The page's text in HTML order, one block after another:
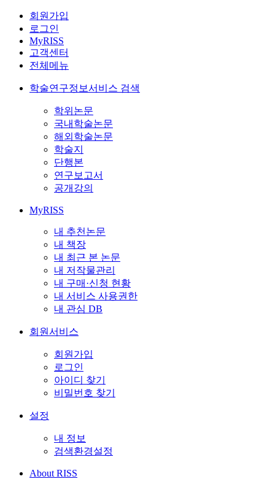
회원가입
로그인
MyRISS
고객센터
전체메뉴
학술연구정보서비스 검색
학위논문
국내학술논문
해외학술논문
학술지
단행본
연구보고서
공개강의
MyRISS
내 추천논문
내 책장
내 최근 본 논문
내 저작물관리
내 구매·신청 현황
내 서비스 사용권한
내 관심 DB
회원서비스
회원가입
로그인
아이디 찾기
비밀번호 찾기
설정
내 정보
검색환경설정
About RISS